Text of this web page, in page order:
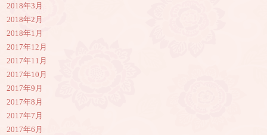
2018年3月
2018年2月
2018年1月
2017年12月
2017年11月
2017年10月
2017年9月
2017年8月
2017年7月
2017年6月